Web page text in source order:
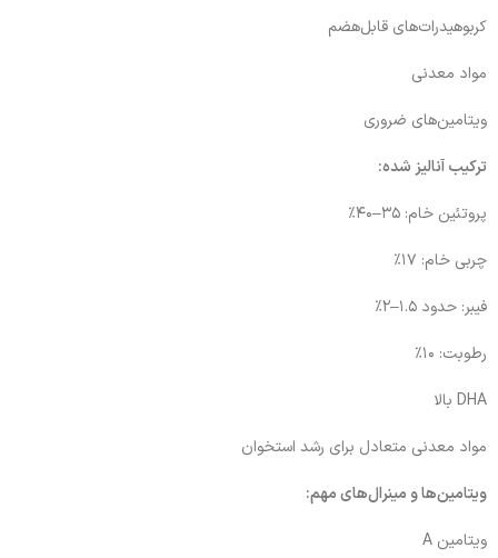
کربوهیدرات‌های قابل‌هضم
مواد معدنی
ویتامین‌های ضروری
ترکیب آنالیز شده:
پروتئین خام: ۳۵–۴۰٪
چربی خام: ۱۷٪
فیبر: حدود ۱.۵–۲٪
رطوبت: ۱۰٪
DHA بالا
مواد معدنی متعادل برای رشد استخوان
ویتامین‌ها و مینرال‌های مهم:
ویتامین A